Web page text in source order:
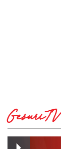
GesuriTV